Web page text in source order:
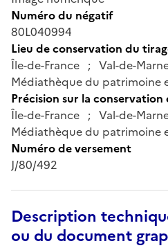
Numéro du négatif
80L040994
Lieu de conservation du
Île-de-France ; Val-de-
Médiathèque du patrimoine
Précision sur la
Île-de-France ; Val-de-
Médiathèque du patrimoine
Numéro de versement
J/80/492
Description
ou du document